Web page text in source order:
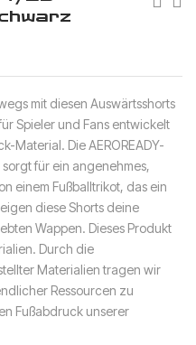
mit diesen Auswärtsshorts
Spieler und Fans entwickelt
Material. Die AEROREADY-
für ein angenehmes,
einem Fußballtrikot, das ein
diese Shorts deine
Wappen. Dieses Produkt
Durch die
Materialien tragen wir
Ressourcen zu
Fußabdruck unserer